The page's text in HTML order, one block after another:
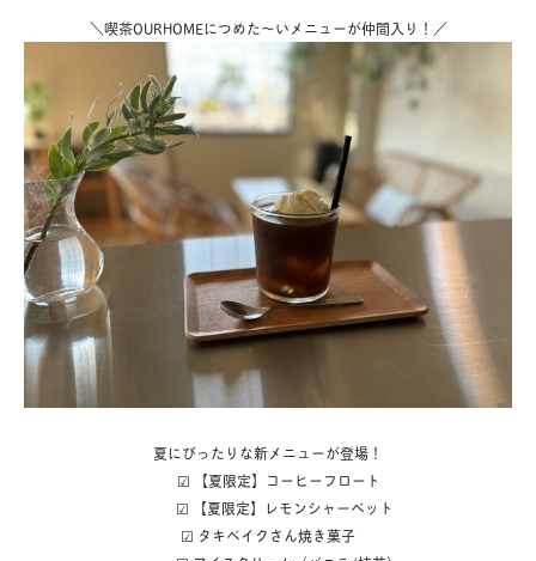
＼喫茶OURHOMEにつめた～いメニューが仲間入り！／
夏にぴったりな新メニューが登場！
☑︎ 【夏限定】コーヒーフロート
☑︎ 【夏限定】レモンシャーベット
☑︎ タキベイクさん焼き菓子